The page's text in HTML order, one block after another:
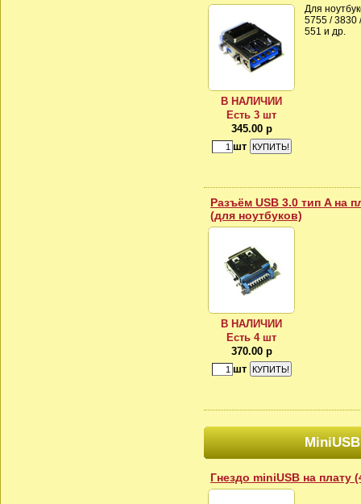
В НАЛИЧИИ
Есть 3 шт
345.00 р
шт
Для
5755 / 3830
551 и др.
Разъём USB 3.0 тип A на
(для ноутбуков)
В НАЛИЧИИ
Есть 4 шт
370.00 р
шт
MiniUSB
Гнездо miniUSB на плату